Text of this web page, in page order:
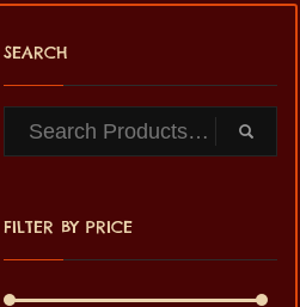
SEARCH
FILTER BY PRICE